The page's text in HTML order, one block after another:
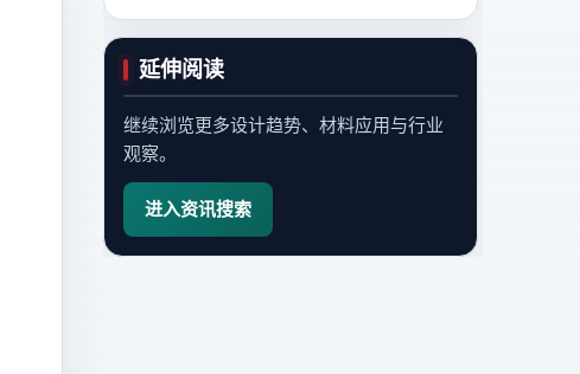
延伸阅读
继续浏览更多设计趋势、材料应用与行业
观察。
进入资讯搜索